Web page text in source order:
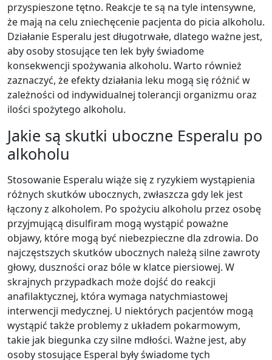
przyspieszone tętno. Reakcje te są na tyle intensywne,
że mają na celu zniechęcenie pacjenta do picia alkoholu.
Działanie Esperalu jest długotrwałe, dlatego ważne jest,
aby osoby stosujące ten lek były świadome
konsekwencji spożywania alkoholu. Warto również
zaznaczyć, że efekty działania leku mogą się różnić w
zależności od indywidualnej tolerancji organizmu oraz
ilości spożytego alkoholu.
Jakie są skutki uboczne Esperalu po
alkoholu
Stosowanie Esperalu wiąże się z ryzykiem wystąpienia
różnych skutków ubocznych, zwłaszcza gdy lek jest
łączony z alkoholem. Po spożyciu alkoholu przez osobę
przyjmującą disulfiram mogą wystąpić poważne
objawy, które mogą być niebezpieczne dla zdrowia. Do
najczęstszych skutków ubocznych należą silne zawroty
głowy, duszności oraz bóle w klatce piersiowej. W
skrajnych przypadkach może dojść do reakcji
anafilaktycznej, która wymaga natychmiastowej
interwencji medycznej. U niektórych pacjentów mogą
wystąpić także problemy z układem pokarmowym,
takie jak biegunka czy silne mdłości. Ważne jest, aby
osoby stosujące Esperal były świadome tych